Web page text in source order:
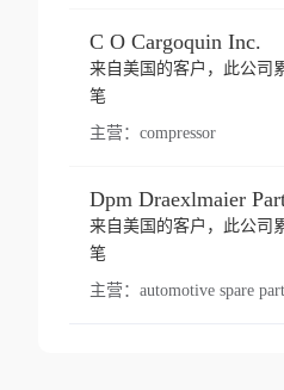
C O Cargoquin Inc.
来自美国的客户，此公司
笔
主营： compressor
来自美国的客户，此公司
笔
主营： automotive spare part